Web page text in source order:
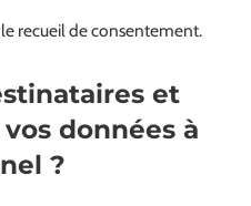
recueil de consentement.
et
données à
?